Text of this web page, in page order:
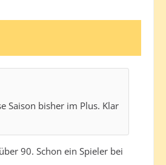
Saison bisher im Plus. Klar
90. Schon ein Spieler bei